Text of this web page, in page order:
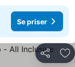
Se priser
Del